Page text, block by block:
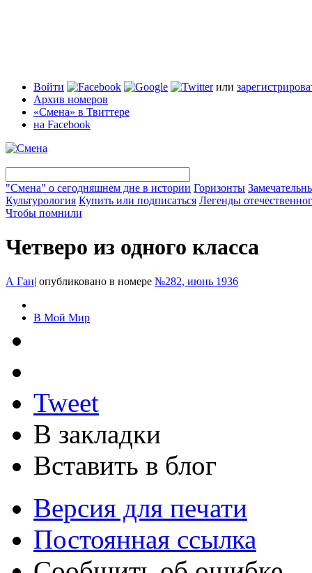
Войти или
Архив номеров
«Смена» в Твиттере
на Facebook
"Смена" о сегодняшнем дне в истории Горизонты
Культурология Купить или подписаться Легенды
Чтобы помнили
Четверо из одного класса
А Ган| опубликовано в номере №282, июнь 1936
В Мой Мир
Tweet
В закладки
Вставить в блог
Версия для печати
Постоянная ссылка